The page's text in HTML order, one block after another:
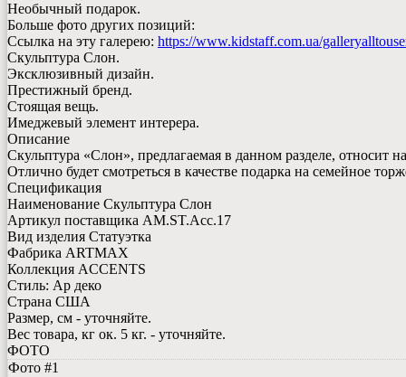
Необычный подарок.
Больше фото других позиций:
Ссылка на эту галерею: https://www.kidstaff.com.ua/
Скульптура Слон.
Эксклюзивный дизайн.
Престижный бренд.
Стоящая вещь.
Имеджевый элемент интерера.
Описание
Скульптура «Слон», предлагаемая в данном разделе, относит
Отлично будет смотреться в качестве подарка на семейное
Спецификация
Наименование Скульптура Слон
Артикул поставщика AM.ST.Acc.17
Вид изделия Статуэтка
Фабрика ARTMAX
Коллекция ACCENTS
Стиль: Ар деко
Страна США
Размер, см - уточняйте.
Вес товара, кг ок. 5 кг. - уточняйте.
ФОТО
Фото #1